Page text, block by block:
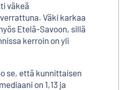
väkeä
Väki karkaa
Etelä-Savoon, sillä
kerroin on yli
se, että kunnittaisen
on 1,13 ja